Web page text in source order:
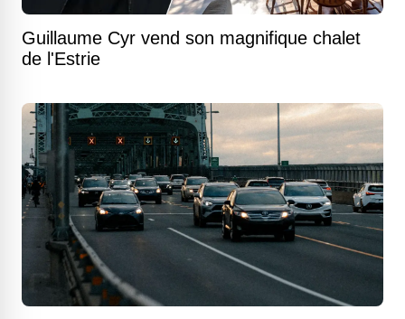
Guillaume Cyr vend son magnifique chalet
de l'Estrie